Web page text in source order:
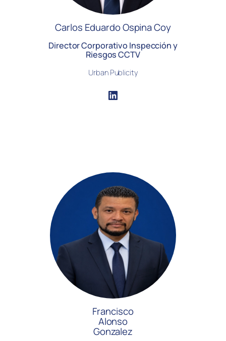
Carlos Eduardo Ospina Coy
Director Corporativo Inspección y
Riesgos CCTV
Urban Publicity
LinkedIn
Francisco
Alonso
Gonzalez